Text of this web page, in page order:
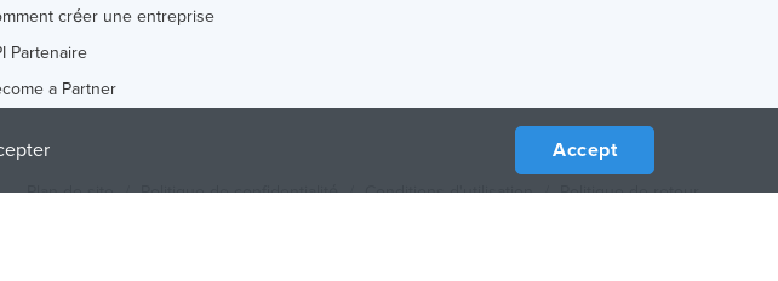
créer une entreprise
Partenaire
a Partner
Plan de site / Politique de confidentialité / Conditions d'utilisation / Politique de retour
Accept